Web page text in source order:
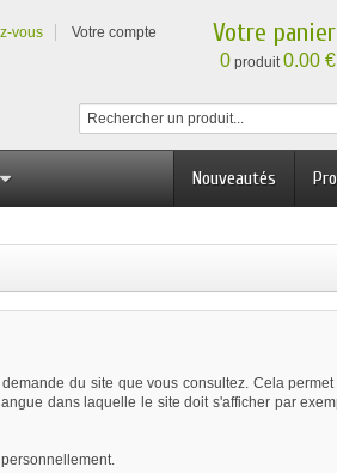
vous Votre compte Votre panier
0 produit0.00 €
Nouveautés
du site que vous consultez. Cela permet
dans laquelle le site doit s'afficher par